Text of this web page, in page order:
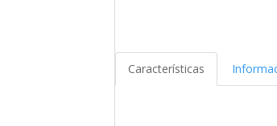
Características